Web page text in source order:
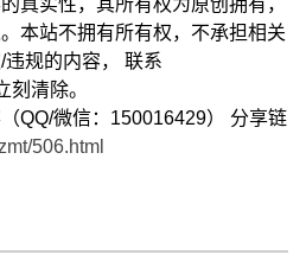
真实性，其所有权为原创拥有，
本站不拥有所有权，不承担相关
规的内容， 联系
清除。
（QQ/微信：150016429） 分享链
506.html